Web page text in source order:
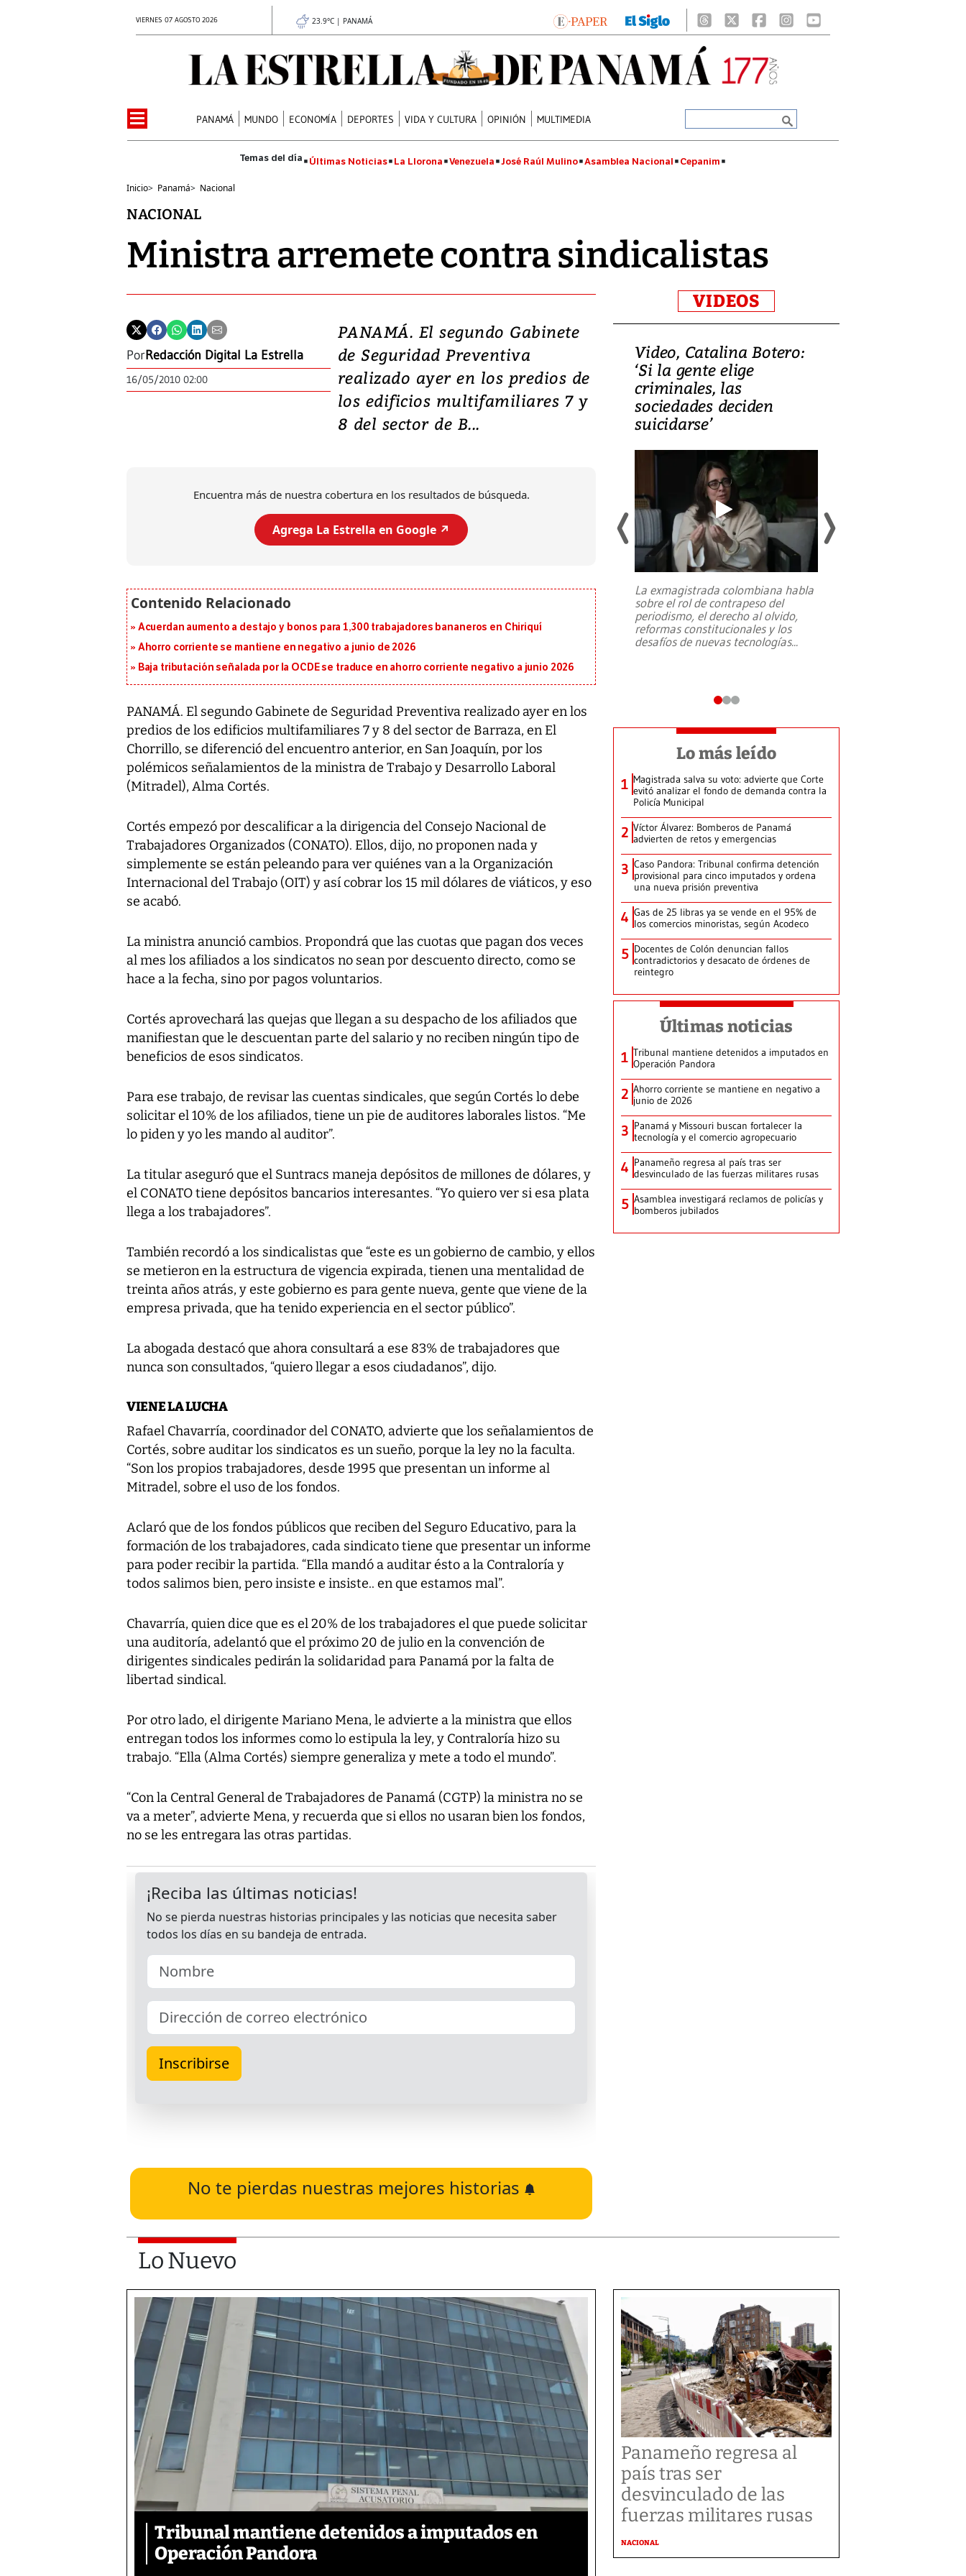
VIERNES 07 AGOSTO 2026 23.9°C | PANAMÁ
PANAMÁ MUNDO ECONOMÍA DEPORTES VIDA Y CULTURA OPINIÓN MULTIMEDIA
Últimas Noticias La Llorona Venezuela José Raúl Mulino Asamblea Nacional Cepanim
Inicio> Panamá> Nacional
NACIONAL
Ministra arremete contra sindicalistas
PorRedacción Digital La Estrella
16/05/2010 02:00
PANAMÁ. El segundo Gabinete
de Seguridad Preventiva
realizado ayer en los predios de
los edificios multifamiliares 7 y
8 del sector de B...
Encuentra más de nuestra cobertura en los resultados de búsqueda.
Agrega La Estrella en Google ↗️
Acuerdan aumento a destajo y bonos para 1,300 trabajadores bananeros en Chiriquí
Ahorro corriente se mantiene en negativo a junio de 2026
Baja tributación señalada por la OCDE se traduce en ahorro corriente negativo a junio 2026
PANAMÁ. El segundo Gabinete de Seguridad Preventiva realizado ayer en los
predios de los edificios multifamiliares 7 y 8 del sector de Barraza, en El
Chorrillo, se diferenció del encuentro anterior, en San Joaquín, por los
polémicos señalamientos de la ministra de Trabajo y Desarrollo Laboral
(Mitradel), Alma Cortés.
Cortés empezó por descalificar a la dirigencia del Consejo Nacional de
Trabajadores Organizados (CONATO). Ellos, dijo, no proponen nada y
simplemente se están peleando para ver quiénes van a la Organización
Internacional del Trabajo (OIT) y así cobrar los 15 mil dólares de viáticos, y eso
se acabó.
La ministra anunció cambios. Propondrá que las cuotas que pagan dos veces
al mes los afiliados a los sindicatos no sean por descuento directo, como se
hace a la fecha, sino por pagos voluntarios.
Cortés aprovechará las quejas que llegan a su despacho de los afiliados que
manifiestan que le descuentan parte del salario y no reciben ningún tipo de
beneficios de esos sindicatos.
Para ese trabajo, de revisar las cuentas sindicales, que según Cortés lo debe
solicitar el 10% de los afiliados, tiene un pie de auditores laborales listos. “Me
lo piden y yo les mando al auditor”.
La titular aseguró que el Suntracs maneja depósitos de millones de dólares, y
el CONATO tiene depósitos bancarios interesantes. “Yo quiero ver si esa plata
llega a los trabajadores”.
También recordó a los sindicalistas que “este es un gobierno de cambio, y ellos
se metieron en la estructura de vigencia expirada, tienen una mentalidad de
treinta años atrás, y este gobierno es para gente nueva, gente que viene de la
empresa privada, que ha tenido experiencia en el sector público”.
La abogada destacó que ahora consultará a ese 83% de trabajadores que
nunca son consultados, “quiero llegar a esos ciudadanos”, dijo.
VIENE LA LUCHA
Rafael Chavarría, coordinador del CONATO, advierte que los señalamientos de
Cortés, sobre auditar los sindicatos es un sueño, porque la ley no la faculta.
“Son los propios trabajadores, desde 1995 que presentan un informe al
Mitradel, sobre el uso de los fondos.
Aclaró que de los fondos públicos que reciben del Seguro Educativo, para la
formación de los trabajadores, cada sindicato tiene que presentar un informe
para poder recibir la partida. “Ella mandó a auditar ésto a la Contraloría y
todos salimos bien, pero insiste e insiste.. en que estamos mal”.
Chavarría, quien dice que es el 20% de los trabajadores el que puede solicitar
una auditoría, adelantó que el próximo 20 de julio en la convención de
dirigentes sindicales pedirán la solidaridad para Panamá por la falta de
libertad sindical.
Por otro lado, el dirigente Mariano Mena, le advierte a la ministra que ellos
entregan todos los informes como lo estipula la ley, y Contraloría hizo su
trabajo. “Ella (Alma Cortés) siempre generaliza y mete a todo el mundo”.
“Con la Central General de Trabajadores de Panamá (CGTP) la ministra no se
va a meter”, advierte Mena, y recuerda que si ellos no usaran bien los fondos,
no se les entregara las otras partidas.
No te pierdas nuestras mejores historias
VIDEOS
Video, Japón: Terremoto
deja heridos y graves
daños en Kumamoto
al sur de Japón, provocando una
Video, Catalina Botero:
‘Si la gente elige
criminales, las
sociedades deciden
suicidarse’
La exmagistrada colombiana habla
sobre el rol de contrapeso del
periodismo, el derecho al olvido,
reformas constitucionales y los
desafíos de nuevas tecnologías...
Lo más leído
1 Magistrada salva su voto: advierte que Corte
evitó analizar el fondo de demanda contra la
Policía Municipal
2 Víctor Álvarez: Bomberos de Panamá
advierten de retos y emergencias
3 Caso Pandora: Tribunal confirma detención
provisional para cinco imputados y ordena
una nueva prisión preventiva
4 Gas de 25 libras ya se vende en el 95% de
los comercios minoristas, según Acodeco
5 Docentes de Colón denuncian fallos
contradictorios y desacato de órdenes de
reintegro
Últimas noticias
1 Tribunal mantiene detenidos a imputados en
Operación Pandora
2 Ahorro corriente se mantiene en negativo a
junio de 2026
3 Panamá y Missouri buscan fortalecer la
tecnología y el comercio agropecuario
4 Panameño regresa al país tras ser
desvinculado de las fuerzas militares rusas
5 Asamblea investigará reclamos de policías y
bomberos jubilados
Lo Nuevo
Tribunal mantiene detenidos a imputados en
Operación Pandora
Panameño regresa al
país tras ser
desvinculado de las
fuerzas militares rusas
NACIONAL